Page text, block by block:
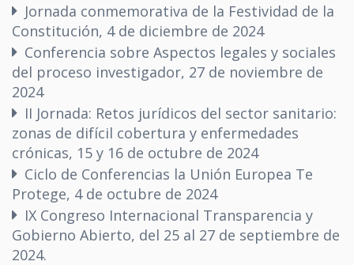
Jornada conmemorativa de la Festividad de la
Constitución, 4 de diciembre de 2024
Conferencia sobre Aspectos legales y sociales
del proceso investigador, 27 de noviembre de
2024
II Jornada: Retos jurídicos del sector sanitario:
zonas de difícil cobertura y enfermedades
crónicas, 15 y 16 de octubre de 2024
Ciclo de Conferencias la Unión Europea Te
Protege, 4 de octubre de 2024
IX Congreso Internacional Transparencia y
Gobierno Abierto, del 25 al 27 de septiembre de
2024.